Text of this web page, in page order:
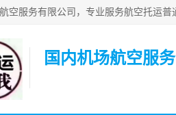
国内机场航空服务